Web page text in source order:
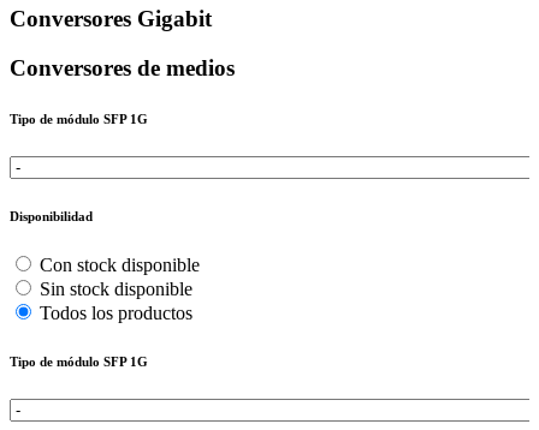
Conversores Gigabit
Conversores de medios
Tipo de módulo SFP 1G
Disponibilidad
Con stock disponible
Sin stock disponible
Todos los productos
Tipo de módulo SFP 1G